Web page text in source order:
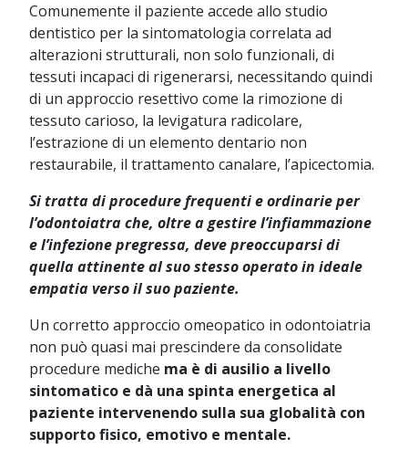
Comunemente il paziente accede allo studio
dentistico per la sintomatologia correlata ad
alterazioni strutturali, non solo funzionali, di
tessuti incapaci di rigenerarsi, necessitando quindi
di un approccio resettivo come la rimozione di
tessuto carioso, la levigatura radicolare,
l’estrazione di un elemento dentario non
restaurabile, il trattamento canalare, l’apicectomia.
Si tratta di procedure frequenti e ordinarie per
l’odontoiatra che, oltre a gestire l’infiammazione
e l’infezione pregressa, deve preoccuparsi di
quella attinente al suo stesso operato in ideale
empatia verso il suo paziente.
Un corretto approccio omeopatico in odontoiatria
non può quasi mai prescindere da consolidate
procedure mediche ma è di ausilio a livello
sintomatico e dà una spinta energetica al
paziente intervenendo sulla sua globalità con
supporto fisico, emotivo e mentale.